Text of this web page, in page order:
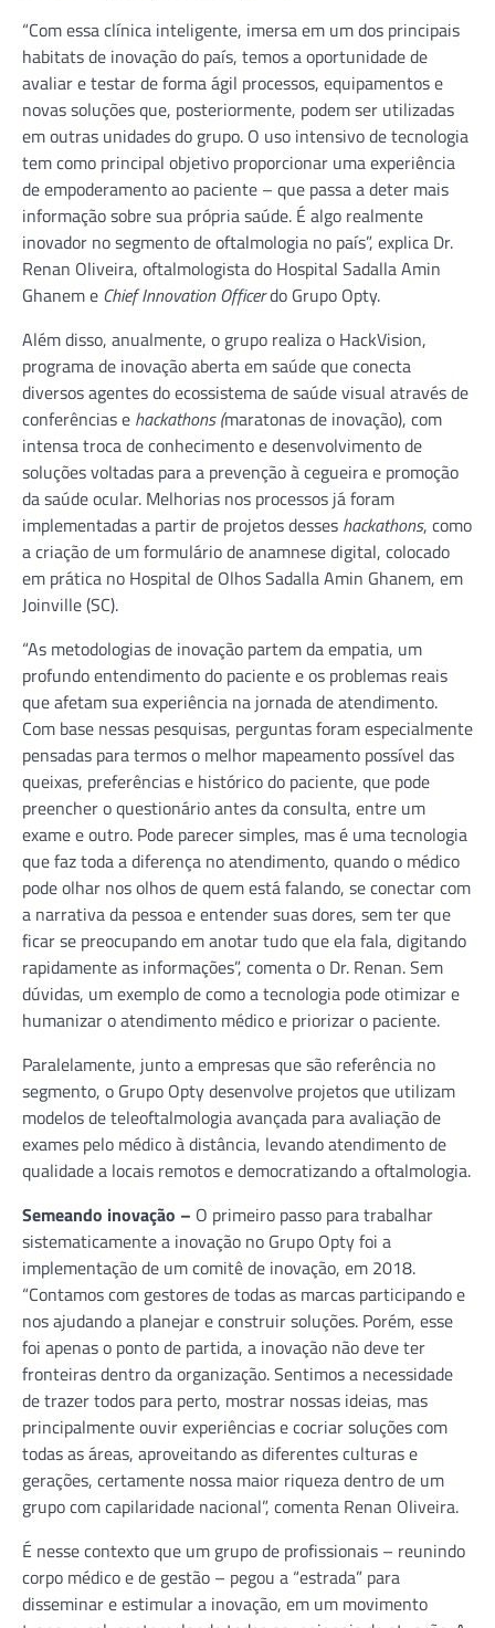
“Com essa clínica inteligente, imersa em um dos principais
habitats de inovação do país, temos a oportunidade de
avaliar e testar de forma ágil processos, equipamentos e
novas soluções que, posteriormente, podem ser utilizadas
em outras unidades do grupo. O uso intensivo de tecnologia
tem como principal objetivo proporcionar uma experiência
de empoderamento ao paciente – que passa a deter mais
informação sobre sua própria saúde. É algo realmente
inovador no segmento de oftalmologia no país”, explica Dr.
Renan Oliveira, oftalmologista do Hospital Sadalla Amin
Ghanem e Chief Innovation Officerdo Grupo Opty.
Além disso, anualmente, o grupo realiza o HackVision,
programa de inovação aberta em saúde que conecta
diversos agentes do ecossistema de saúde visual através de
conferências e hackathons (maratonas de inovação), com
intensa troca de conhecimento e desenvolvimento de
soluções voltadas para a prevenção à cegueira e promoção
da saúde ocular. Melhorias nos processos já foram
implementadas a partir de projetos desses hackathons, como
a criação de um formulário de anamnese digital, colocado
em prática no Hospital de Olhos Sadalla Amin Ghanem, em
Joinville (SC).
“As metodologias de inovação partem da empatia, um
profundo entendimento do paciente e os problemas reais
que afetam sua experiência na jornada de atendimento.
Com base nessas pesquisas, perguntas foram especialmente
pensadas para termos o melhor mapeamento possível das
queixas, preferências e histórico do paciente, que pode
preencher o questionário antes da consulta, entre um
exame e outro. Pode parecer simples, mas é uma tecnologia
que faz toda a diferença no atendimento, quando o médico
pode olhar nos olhos de quem está falando, se conectar com
a narrativa da pessoa e entender suas dores, sem ter que
ficar se preocupando em anotar tudo que ela fala, digitando
rapidamente as informações”, comenta o Dr. Renan. Sem
dúvidas, um exemplo de como a tecnologia pode otimizar e
humanizar o atendimento médico e priorizar o paciente.
Paralelamente, junto a empresas que são referência no
segmento, o Grupo Opty desenvolve projetos que utilizam
modelos de teleoftalmologia avançada para avaliação de
exames pelo médico à distância, levando atendimento de
qualidade a locais remotos e democratizando a oftalmologia.
Semeando inovação – O primeiro passo para trabalhar
sistematicamente a inovação no Grupo Opty foi a
implementação de um comitê de inovação, em 2018.
“Contamos com gestores de todas as marcas participando e
nos ajudando a planejar e construir soluções. Porém, esse
foi apenas o ponto de partida, a inovação não deve ter
fronteiras dentro da organização. Sentimos a necessidade
de trazer todos para perto, mostrar nossas ideias, mas
principalmente ouvir experiências e cocriar soluções com
todas as áreas, aproveitando as diferentes culturas e
gerações, certamente nossa maior riqueza dentro de um
grupo com capilaridade nacional”, comenta Renan Oliveira.
É nesse contexto que um grupo de profissionais – reunindo
corpo médico e de gestão – pegou a “estrada” para
disseminar e estimular a inovação, em um movimento